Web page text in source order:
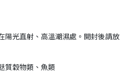
陽光直射、高溫潮濕處。開封後請放
質穀物類、魚類